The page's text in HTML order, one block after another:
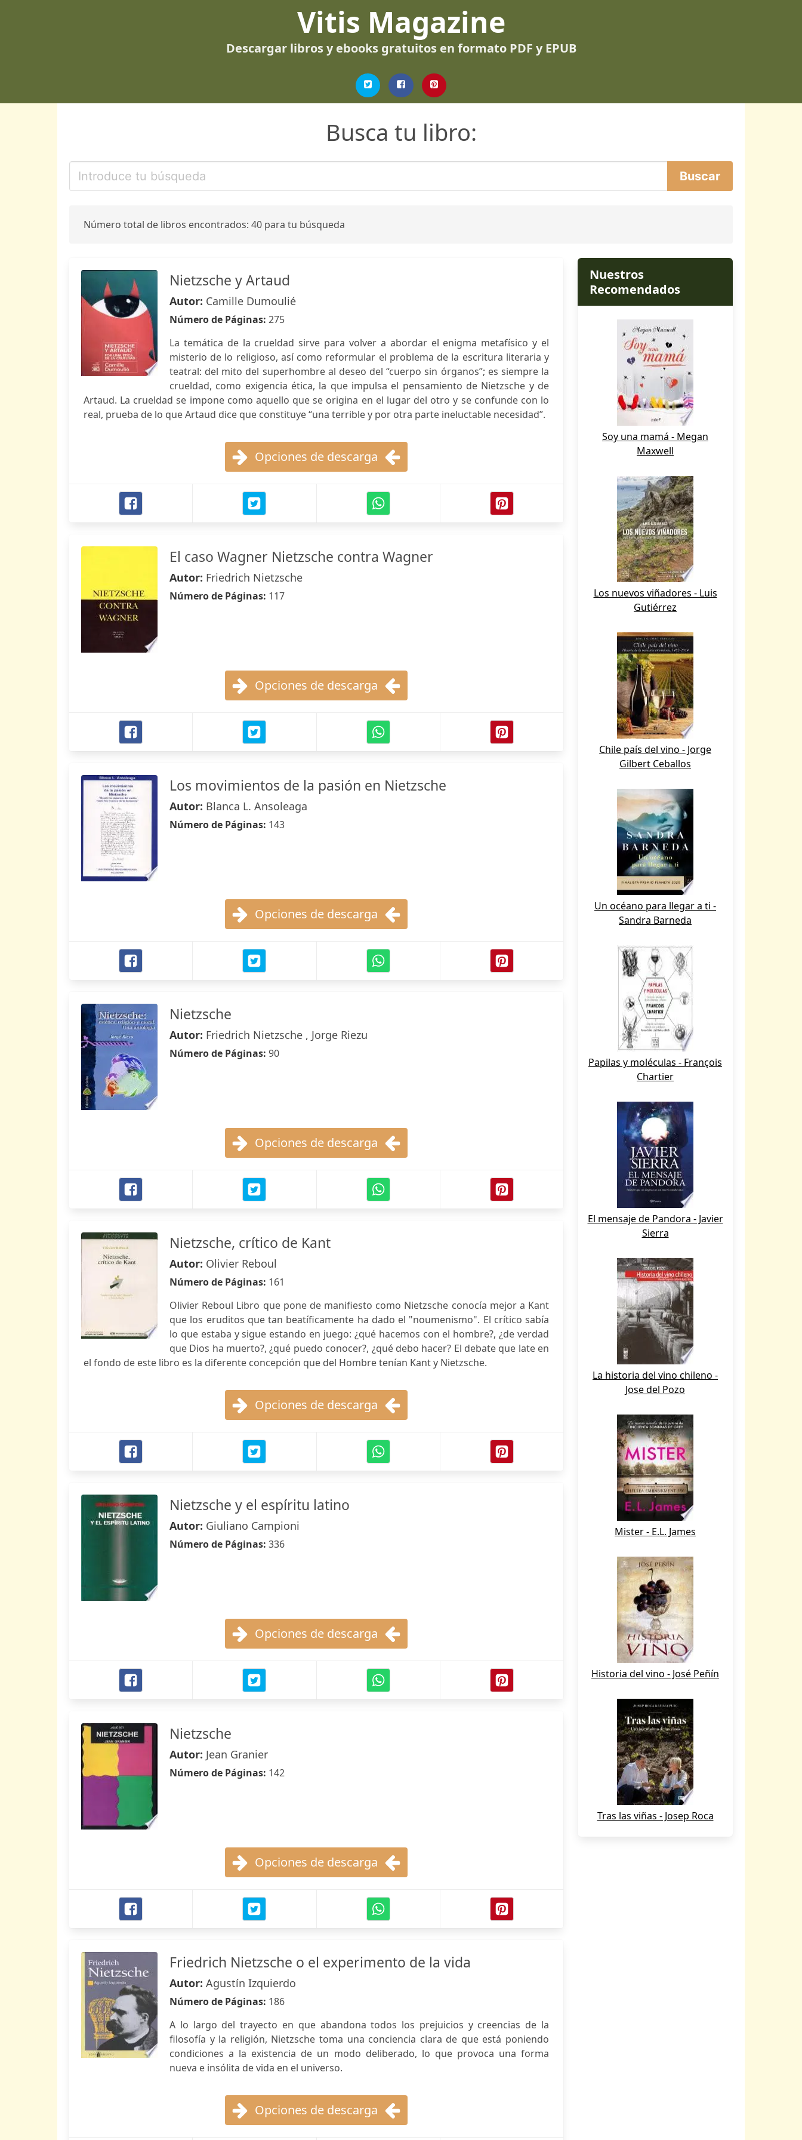
Vitis Magazine
Descargar libros y ebooks gratuitos en formato PDF y EPUB
Busca tu libro:
Número total de libros encontrados: 40 para tu búsqueda
Nietzsche y Artaud
Autor: Camille Dumoulié
Número de Páginas: 275
La temática de la crueldad sirve para volver a abordar el enigma metafísico y el
misterio de lo religioso, así como reformular el problema de la escritura literaria y
teatral: del mito del superhombre al deseo del “cuerpo sin órganos”; es siempre la
crueldad, como exigencia ética, la que impulsa el pensamiento de Nietzsche y de
Artaud. La crueldad se impone como aquello que se origina en el lugar del otro y se confunde con lo
real, prueba de lo que Artaud dice que constituye “una terrible y por otra parte ineluctable necesidad”.
Opciones de descarga
El caso Wagner Nietzsche contra Wagner
Autor: Friedrich Nietzsche
Número de Páginas: 117
Opciones de descarga
Los movimientos de la pasión en Nietzsche
Autor: Blanca L. Ansoleaga
Número de Páginas: 143
Opciones de descarga
Nietzsche
Autor: Friedrich Nietzsche , Jorge Riezu
Número de Páginas: 90
Opciones de descarga
Nietzsche, crítico de Kant
Autor: Olivier Reboul
Número de Páginas: 161
Olivier Reboul Libro que pone de manifiesto como Nietzsche conocía mejor a Kant
que los eruditos que tan beatíficamente ha dado el "noumenismo". El crítico sabía
lo que estaba y sigue estando en juego: ¿qué hacemos con el hombre?, ¿de verdad
que Dios ha muerto?, ¿qué puedo conocer?, ¿qué debo hacer? El debate que late en
el fondo de este libro es la diferente concepción que del Hombre tenían Kant y Nietzsche.
Opciones de descarga
Nietzsche y el espíritu latino
Autor: Giuliano Campioni
Número de Páginas: 336
Opciones de descarga
Nietzsche
Autor: Jean Granier
Número de Páginas: 142
Opciones de descarga
Friedrich Nietzsche o el experimento de la vida
Autor: Agustín Izquierdo
Número de Páginas: 186
A lo largo del trayecto en que abandona todos los prejuicios y creencias de la
filosofía y la religión, Nietzsche toma una conciencia clara de que está poniendo
condiciones a la existencia de un modo deliberado, lo que provoca una forma
nueva e insólita de vida en el universo.
Opciones de descarga
Nuestros
Recomendados
Soy una mamá - Megan
Maxwell
Los nuevos viñadores - Luis
Gutiérrez
Chile país del vino - Jorge
Gilbert Ceballos
Un océano para llegar a ti -
Sandra Barneda
Papilas y moléculas - François
Chartier
El mensaje de Pandora - Javier
Sierra
La historia del vino chileno -
Jose del Pozo
Mister - E.L. James
Historia del vino - José Peñín
Tras las viñas - Josep Roca